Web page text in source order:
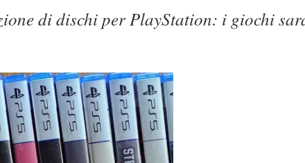
di dischi per PlayStation: i giochi